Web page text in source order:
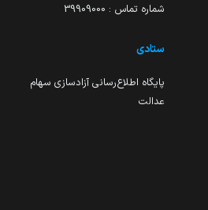
شماره تماس : 39909000
ستادی
پایگاه اطلاع‌رسانی آزادسازی سهام
عدالت